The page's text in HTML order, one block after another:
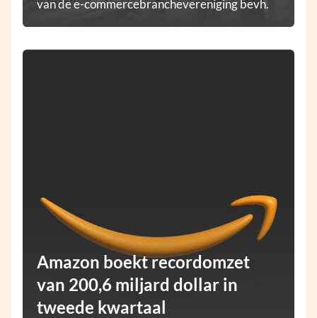
van de e-commercebranchevereniging bevh.
Amazon boekt recordomzet
van 200,6 miljard dollar in
tweede kwartaal